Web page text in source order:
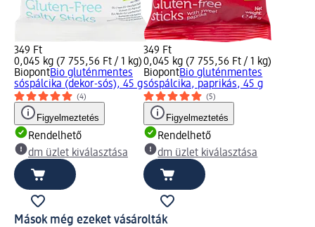
349 Ft
0,045 kg (7 755,56 Ft / 1 kg)
BiopontBio gluténmentes
sóspálcika (dekor-sós), 45 g
(4)
Figyelmeztetés
Rendelhető
dm üzlet kiválasztása
349 Ft
0,045 kg (7 755,56 Ft / 1 kg)
BiopontBio gluténmentes
sóspálcika, paprikás, 45 g
(5)
Figyelmeztetés
Rendelhető
dm üzlet kiválasztása
Mások még ezeket vásárolták